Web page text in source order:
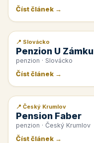
Číst článek →
📰 PR článek
📍 Slovácko
Penzion U Zámku
penzion · Slovácko
Číst článek →
📰 PR článek
📍 Český Krumlov
Pension Faber
penzion · Český Krumlov
Číst článek →